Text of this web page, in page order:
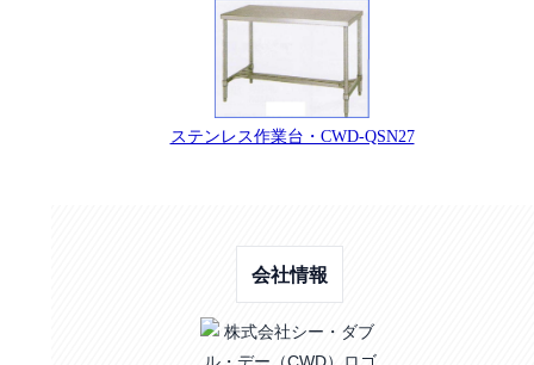
ステンレス作業台・CWD-QSN27
会社情報